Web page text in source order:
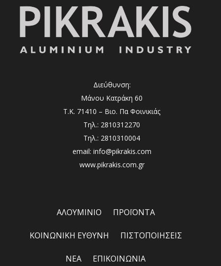
Διεύθυνση:
Μάνου Κατράκη 60
Τ.Κ. 71410 – Βιο. Πα Φοινικιάς
Τηλ.: 2810312270
Τηλ.: 2810310004
email: info@pikrakis.com
www.pikrakis.com.gr
ΑΛΟΥΜΙΝΙΟ ΠΡΟΪΟΝΤΑ
ΚΟΙΝΩΝΙΚΗ ΕΥΘΥΝΗ ΠΙΣΤΟΠΟΙΗΣΕΙΣ
ΝΕΑ ΕΠΙΚΟΙΝΩΝΙΑ